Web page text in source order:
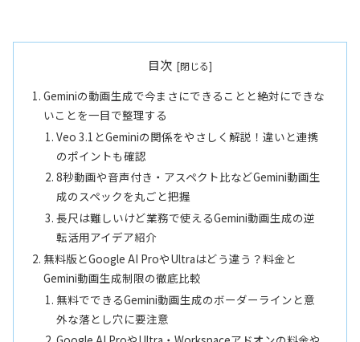
目次
Geminiの動画生成で今まさにできることと絶対にできな
いことを一目で整理する
Veo 3.1とGeminiの関係をやさしく解説！違いと連携
のポイントも確認
8秒動画や音声付き・アスペクト比などGemini動画生
成のスペックを丸ごと把握
長尺は難しいけど業務で使えるGemini動画生成の逆
転活用アイデア紹介
無料版とGoogle AI ProやUltraはどう違う？料金と
Gemini動画生成制限の徹底比較
無料でできるGemini動画生成のボーダーラインと意
外な落とし穴に要注意